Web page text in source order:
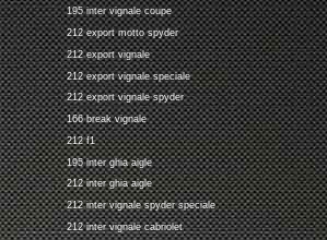
195 inter vignale coupe
212 export motto spyder
212 export vignale
212 export vignale speciale
212 export vignale spyder
166 break vignale
212 f1
195 inter ghia aigle
212 inter ghia aigle
212 inter vignale spyder speciale
212 inter vignale cabriolet